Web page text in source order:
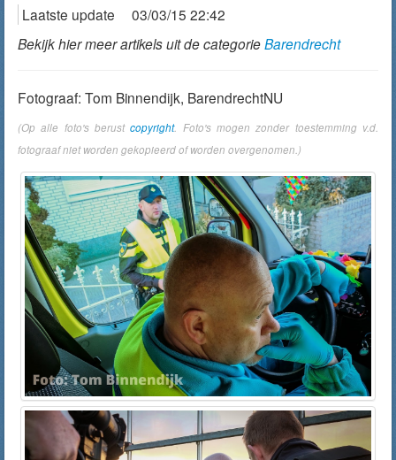
Laatste update
03/03/15 22:42
Bekijk hier meer artikels uit de categorieBarendrecht
Fotograaf: Tom Binnendijk, BarendrechtNU
(Op alle foto's berustcopyright. Foto's mogen zonder toestemming v.d.
fotograaf niet worden gekopieerd of worden overgenomen.)